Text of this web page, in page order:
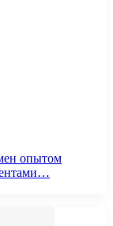
опытом